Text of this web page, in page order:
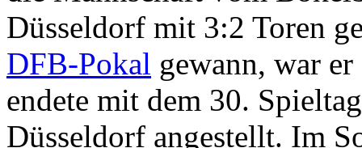
Düsseldorf mit 3:2 Toren
DFB-Pokal gewann, war
endete mit dem 30.
Düsseldorf angestellt. Im